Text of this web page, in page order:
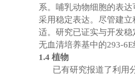
系。哺乳动物细胞的表
采用稳定表达。尽管建
适。研究已证实与开发
无血清培养基中的293-
1.4 植物
已有研究报道了利用